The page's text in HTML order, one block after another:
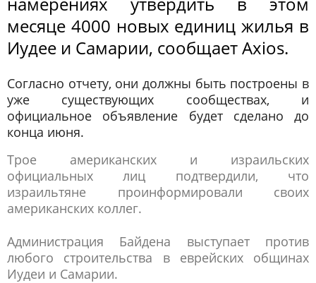
месяце 4000 новых единиц жилья в
Иудее и Самарии, сообщает Axios.
Согласно отчету, они должны быть построены в
уже существующих сообществах, и
официальное объявление будет сделано до
конца июня.
Трое американских и израильских
официальных лиц подтвердили, что
израильтяне проинформировали своих
американских коллег.
Администрация Байдена выступает против
любого строительства в еврейских общинах
Иудеи и Самарии.